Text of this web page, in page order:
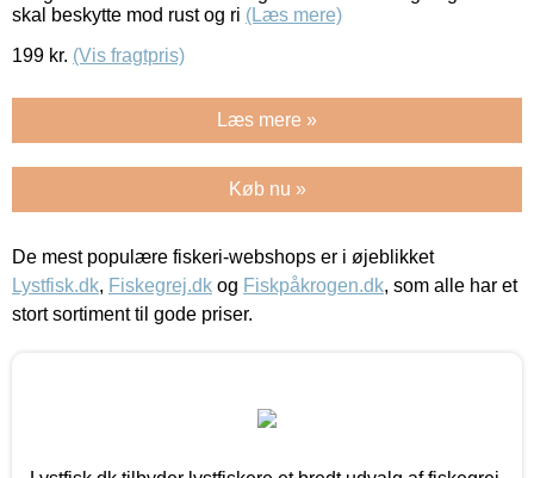
skal beskytte mod rust og ri (Læs mere)
199 kr. (Vis fragtpris)
Læs mere »
Køb nu »
De mest populære fiskeri-webshops er i øjeblikket
Lystfisk.dk, Fiskegrej.dk og Fiskpåkrogen.dk, som alle har et
stort sortiment til gode priser.